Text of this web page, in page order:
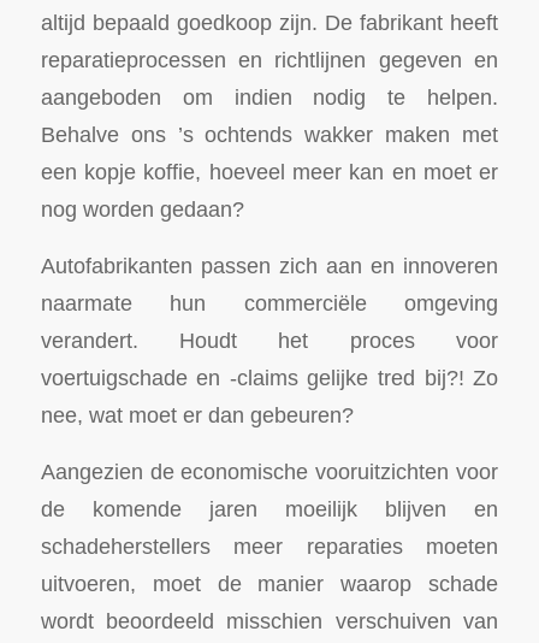
altijd bepaald goedkoop zijn. De fabrikant heeft
reparatieprocessen en richtlijnen gegeven en
aangeboden om indien nodig te helpen.
Behalve ons ’s ochtends wakker maken met
een kopje koffie, hoeveel meer kan en moet er
nog worden gedaan?
Autofabrikanten passen zich aan en innoveren
naarmate hun commerciële omgeving
verandert. Houdt het proces voor
voertuigschade en -claims gelijke tred bij?! Zo
nee, wat moet er dan gebeuren?
Aangezien de economische vooruitzichten voor
de komende jaren moeilijk blijven en
schadeherstellers meer reparaties moeten
uitvoeren, moet de manier waarop schade
wordt beoordeeld misschien verschuiven van